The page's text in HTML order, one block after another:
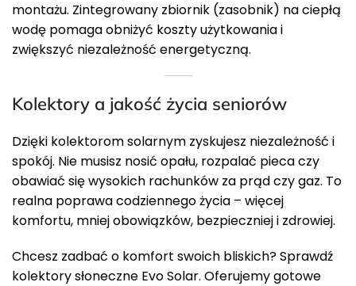
montażu. Zintegrowany zbiornik (zasobnik) na ciepłą
wodę pomaga obniżyć koszty użytkowania i
zwiększyć niezależność energetyczną.
Kolektory a jakość życia seniorów
Dzięki kolektorom solarnym zyskujesz niezależność i
spokój. Nie musisz nosić opału, rozpalać pieca czy
obawiać się wysokich rachunków za prąd czy gaz. To
realna poprawa codziennego życia – więcej
komfortu, mniej obowiązków, bezpieczniej i zdrowiej.
Chcesz zadbać o komfort swoich bliskich? Sprawdź
kolektory słoneczne Evo Solar. Oferujemy gotowe